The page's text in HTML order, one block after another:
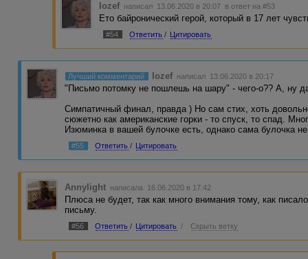
Iozef написал 13.06.2020 в 20:07 в ответ на #53
Ето байронический герой, который в 17 лет
#54 Ответить / Цитировать
Лучший комментарий Iozef написал 13.06.2020 в 20:17
"Письмо потомку не пошлешь на шару" - чего-о?? А, ну
Симпатичный финал, правда ) Но сам стих, хоть
сюжетно как американские горки - то спуск, то спад.
Изюминка в вашей булочке есть, однако сама булочка
#55 Ответить / Цитировать
Annylight написала 16.06.2020 в 17:42
Плюса не будет, так как много внимания тому, как
письму.
#56 Ответить / Цитировать / Скрыть ветку